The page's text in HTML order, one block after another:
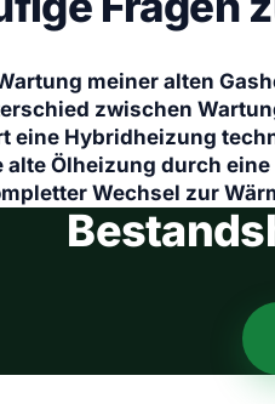
meiner alten
zwischen
eine Hybridheizung
alte Ölheizung durch
Wechsel zur